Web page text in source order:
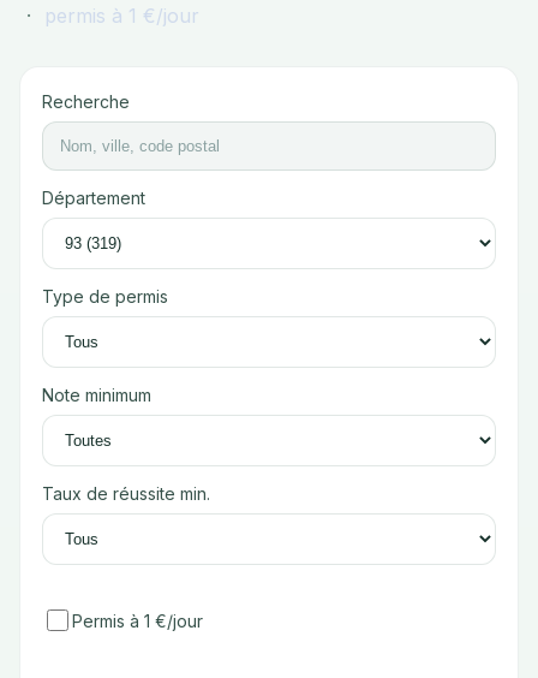
·
permis à 1 €/jour
Recherche
Département
Type de permis
Note minimum
Taux de réussite min.
Permis à 1 €/jour